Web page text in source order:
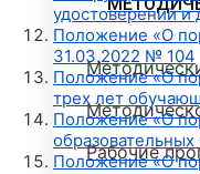
Рабочие
удостоверений и
Положение «О
31.03.2022 № 104
Положение «О
трех лет
Положение «О
Положение «О